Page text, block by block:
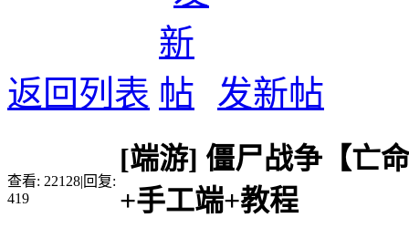
返回列表 发新帖
查看: 22128|回复:
419
[端游] 僵尸战争【亡
+手工端+教程